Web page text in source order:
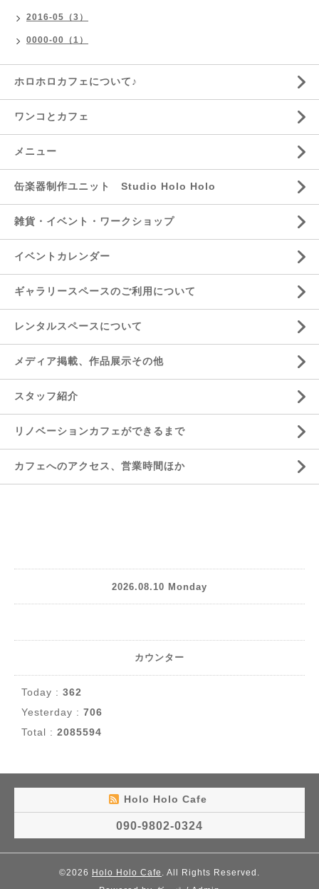
2016-05（3）
0000-00（1）
ホロホロカフェについて♪
ワンコとカフェ
メニュー
缶楽器制作ユニット Studio Holo Holo
雑貨・イベント・ワークショップ
イベントカレンダー
ギャラリースペースのご利用について
レンタルスペースについて
メディア掲載、作品展示その他
スタッフ紹介
リノベーションカフェができるまで
カフェへのアクセス、営業時間ほか
2026.08.10 Monday
カウンター
Today : 362
Yesterday : 706
Total : 2085594
Holo Holo Cafe
090-9802-0324
©2026 Holo Holo Cafe . All Rights Reserved.